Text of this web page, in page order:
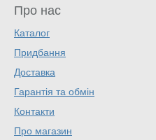
Про нас
Каталог
Придбання
Доставка
Гарантія та обмін
Контакти
Про магазин